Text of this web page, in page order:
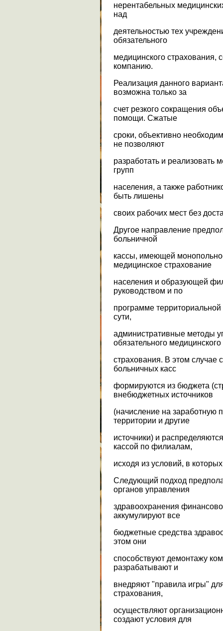
нерентабельных
над
деятельностью тех
обязательного
медицинского страхования,
компанию.
Реализация данного
возможна только за
счет резкого сокращения
помощи. Сжатые
сроки, объективно
не позволяют
разработать и реализовать
групп
населения, а также
быть лишены
своих рабочих мест без
Другое направление
больничной
кассы, имеющей
медицинское страхование
населения и образующей
руководством и по
программе
сути,
административные методы
обязательного медицинского
страхования. В этом случае
больничных касс
формируются из бюджета
внебюджетных источников
(начисление на заработную
территории и другие
источники) и
кассой по филиалам,
исходя из условий, в
Следующий подход
органов управления
здравоохранения
аккумулируют все
бюджетные средства
этом они
способствуют демонтажу
разрабатывают и
внедряют "правила игры"
страхования,
осуществляют
создают условия для